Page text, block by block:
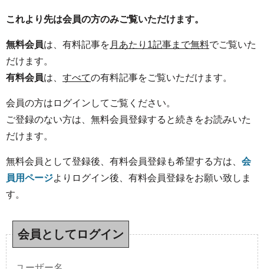
これより先は会員の方のみご覧いただけます。
無料会員は、有料記事を 月あたり1記事まで無料でご覧いた
だけます。
有料会員は、 すべての有料記事をご覧いただけます。
会員の方はログインしてご覧ください。
ご登録のない方は、無料会員登録すると続きをお読みいた
だけます。
無料会員として登録後、有料会員登録も希望する方は、 会
員用ページよりログイン後、有料会員登録をお願い致しま
す。
会員としてログイン